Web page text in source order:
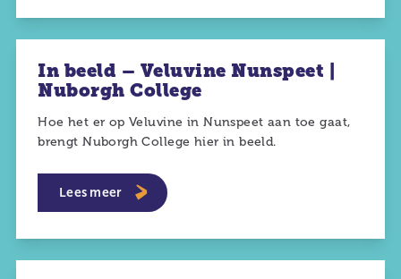
In beeld – Veluvine Nunspeet |
Nuborgh College
Hoe het er op Veluvine in Nunspeet aan toe gaat,
brengt Nuborgh College hier in beeld.
Lees meer